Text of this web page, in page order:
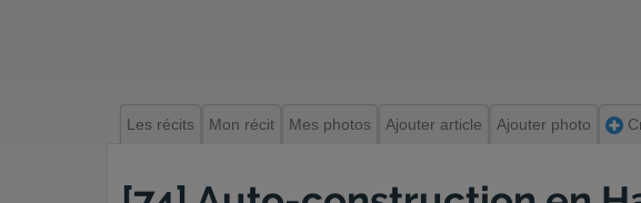
Les récits Mon récit Mes photos Ajouter article Ajouter photo